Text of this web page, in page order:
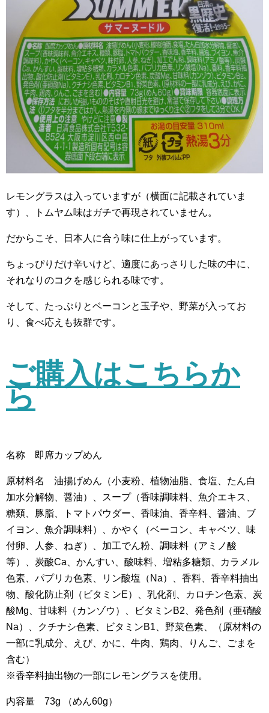
レモングラスは入っていますが（横面に記載されていま
す）、トムヤム味はガチで再現されていません。
だからこそ、日本人に合う味に仕上がっています。
ちょっぴりだけ辛いけど、適度にあっさりした味の中に、
それなりのコクを感じられる味です。
そして、たっぷりとベーコンと玉子や、野菜が入ってお
り、食べ応えも抜群です。
ご購入はこちらか
ら
名称 即席カップめん
原材料名 油揚げめん（小麦粉、植物油脂、食塩、たん白
加水分解物、醤油）、スープ（香味調味料、魚介エキス、
糖類、豚脂、トマトパウダー、香味油、香辛料、醤油、ブ
イヨン、魚介調味料）、かやく（ベーコン、キャベツ、味
付卵、人参、ねぎ）、加工でん粉、調味料（アミノ酸
等）、炭酸Ca、かんすい、酸味料、増粘多糖類、カラメル
色素、パプリカ色素、リン酸塩（Na）、香料、香辛料抽出
物、酸化防止剤（ビタミンE）、乳化剤、カロチン色素、炭
酸Mg、甘味料（カンゾウ）、ビタミンB2、発色剤（亜硝酸
Na）、クチナシ色素、ビタミンB1、野菜色素、（原材料の
一部に乳成分、えび、かに、牛肉、鶏肉、りんご、ごまを
含む）
※香辛料抽出物の一部にレモングラスを使用。
内容量 73g （めん60g）